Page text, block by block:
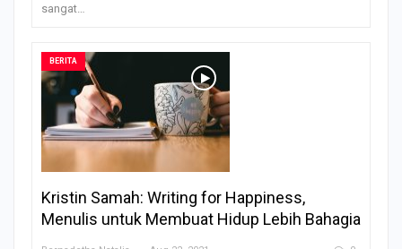
sangat…
BERITA
Kristin Samah: Writing for Happiness,
Menulis untuk Membuat Hidup Lebih Bahagia